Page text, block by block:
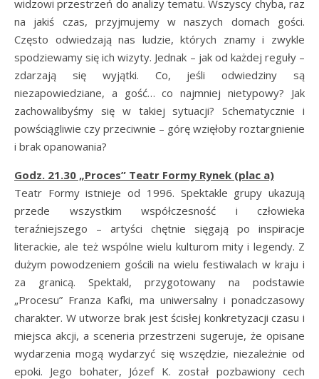
widzowi przestrzeń do analizy tematu. Wszyscy chyba, raz
na jakiś czas, przyjmujemy w naszych domach gości.
Często odwiedzają nas ludzie, których znamy i zwykle
spodziewamy się ich wizyty. Jednak – jak od każdej reguły –
zdarzają się wyjątki. Co, jeśli odwiedziny są
niezapowiedziane, a gość… co najmniej nietypowy? Jak
zachowalibyśmy się w takiej sytuacji? Schematycznie i
powściągliwie czy przeciwnie – górę wzięłoby roztargnienie
i brak opanowania?
Godz. 21.30 „Proces” Teatr Formy Rynek (plac a)
Teatr Formy istnieje od 1996. Spektakle grupy ukazują
przede wszystkim współczesność i człowieka
teraźniejszego – artyści chętnie sięgają po inspiracje
literackie, ale też wspólne wielu kulturom mity i legendy. Z
dużym powodzeniem gościli na wielu festiwalach w kraju i
za granicą. Spektakl, przygotowany na podstawie
„Procesu” Franza Kafki, ma uniwersalny i ponadczasowy
charakter. W utworze brak jest ścisłej konkretyzacji czasu i
miejsca akcji, a sceneria przestrzeni sugeruje, że opisane
wydarzenia mogą wydarzyć się wszędzie, niezależnie od
epoki. Jego bohater, Józef K. został pozbawiony cech